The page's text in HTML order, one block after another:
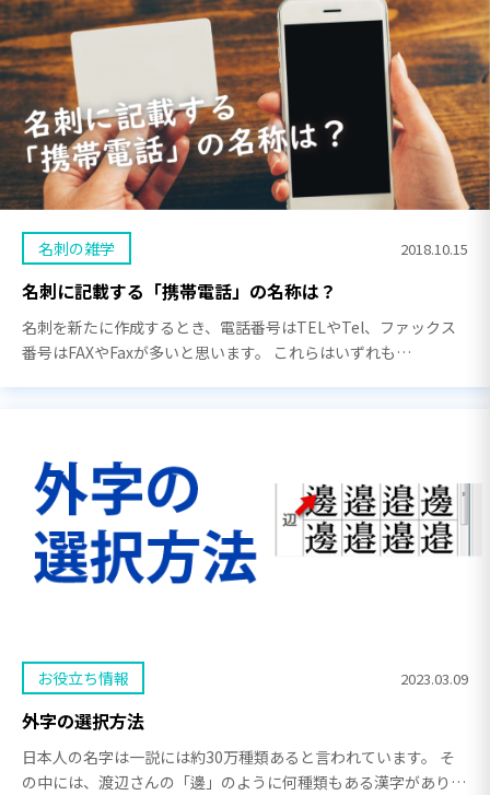
名刺の雑学 2018.10.15
名刺に記載する「携帯電話」の名称は？
名刺を新たに作成するとき、電話番号はTELやTel、ファックス
番号はFAXやFaxが多いと思います。 これらはいずれも
お役立ち情報 2023.03.09
外字の選択方法
日本人の名字は一説には約30万種類あると言われています。 そ
の中には、渡辺さんの「邊」のように何種類もある漢字があり